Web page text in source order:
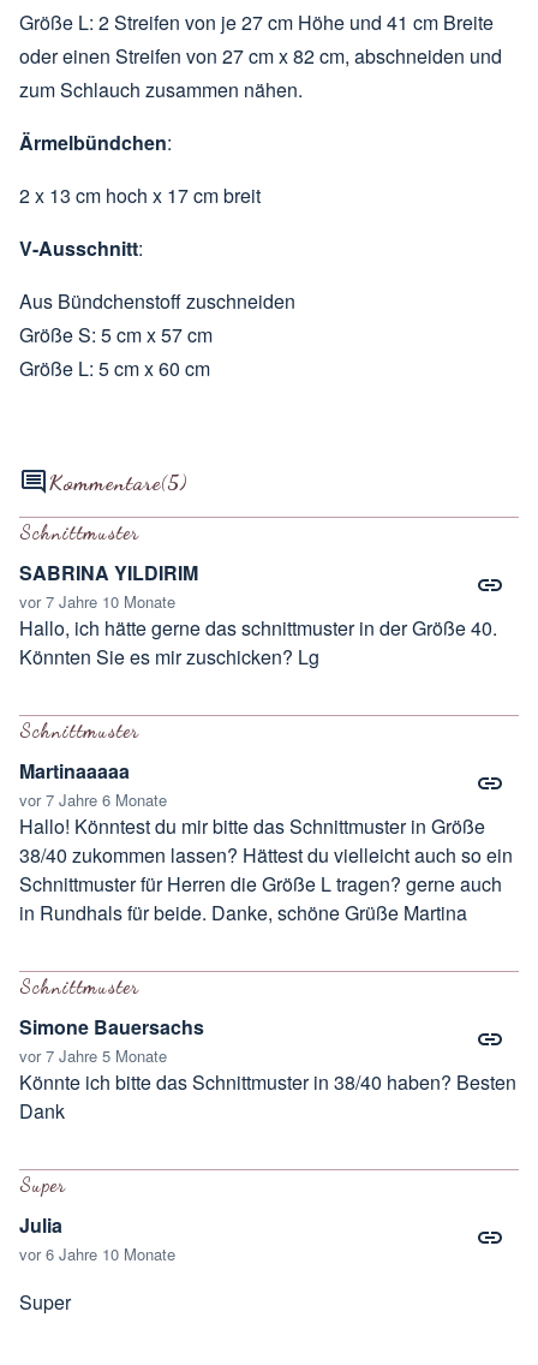
Größe L: 2 Streifen von je 27 cm Höhe und 41 cm Breite
oder einen Streifen von 27 cm x 82 cm, abschneiden und
zum Schlauch zusammen nähen.
Ärmelbündchen:
2 x 13 cm hoch x 17 cm breit
V-Ausschnitt:
Aus Bündchenstoff zuschneiden
Größe S: 5 cm x 57 cm
Größe L: 5 cm x 60 cm
Kommentare(5)
Schnittmuster
SABRINA YILDIRIM
vor 7 Jahre 10 Monate
Hallo, ich hätte gerne das schnittmuster in der Größe 40.
Könnten Sie es mir zuschicken? Lg
Schnittmuster
Martinaaaaa
vor 7 Jahre 6 Monate
Hallo! Könntest du mir bitte das Schnittmuster in Größe
38/40 zukommen lassen? Hättest du vielleicht auch so ein
Schnittmuster für Herren die Größe L tragen? gerne auch
in Rundhals für beide. Danke, schöne Grüße Martina
Schnittmuster
Simone Bauersachs
vor 7 Jahre 5 Monate
Könnte ich bitte das Schnittmuster in 38/40 haben? Besten
Dank
Super
Julia
vor 6 Jahre 10 Monate
Super